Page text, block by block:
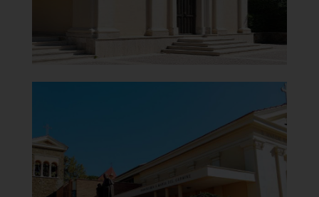
Chiesa di Santa Maria del
Carmine
Lato sinistro